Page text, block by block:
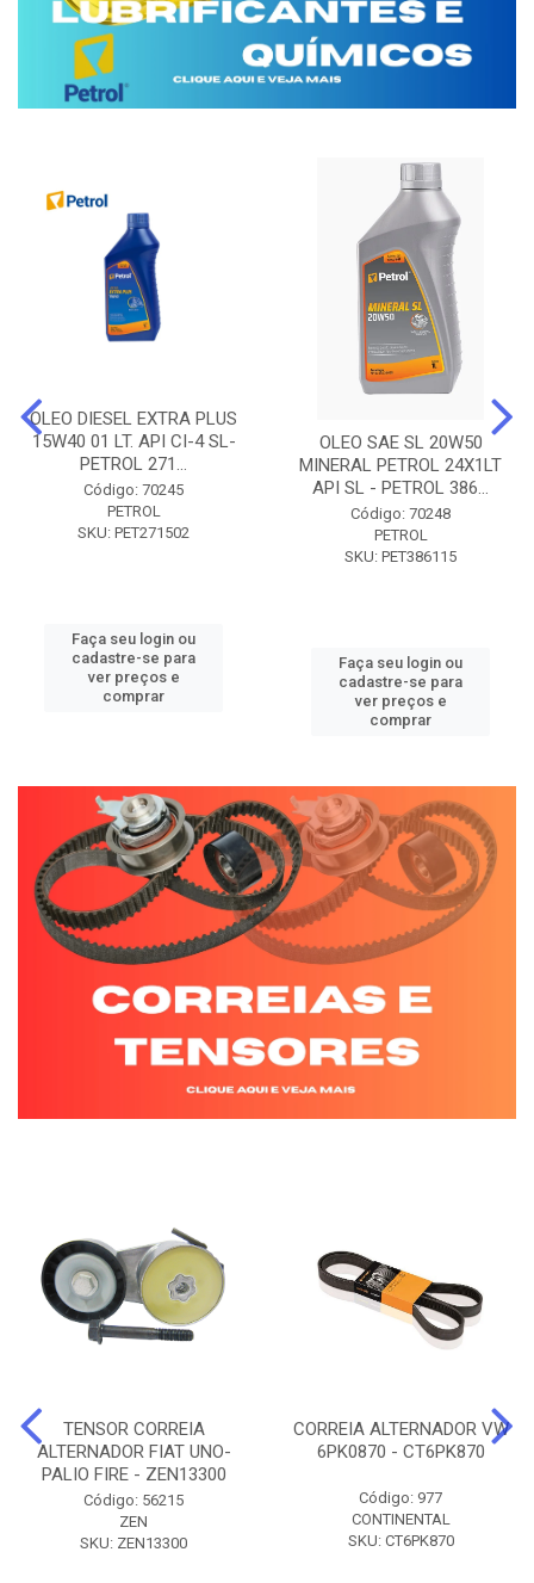
OLEO DIESEL EXTRA PLUS
15W40 01 LT. API CI-4 SL-
PETROL 271...
Código: 70245
PETROL
SKU: PET271502
Faça seu login ou
cadastre-se para
ver preços e
comprar
OLEO SAE SL 20W50
MINERAL PETROL 24X1LT
API SL - PETROL 386...
Código: 70248
PETROL
SKU: PET386115
Faça seu login ou
cadastre-se para
ver preços e
comprar
TENSOR CORREIA
ALTERNADOR FIAT UNO-
PALIO FIRE - ZEN13300
Código: 56215
ZEN
SKU: ZEN13300
CORREIA ALTERNADOR VW
6PK0870 - CT6PK870
Código: 977
CONTINENTAL
SKU: CT6PK870